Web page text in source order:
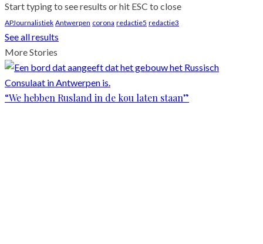
Start typing to see results or hit ESC to close
APJournalistiek Antwerpen corona redactie5 redactie3
See all results
More Stories
“We hebben Rusland in de kou laten staan”